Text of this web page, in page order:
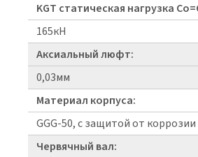
KGT статическая нагрузка
165кН
Аксиальный люфт:
0,03мм
Материал корпуса:
GGG-50, с защитой от коррозии
Червячный вал: